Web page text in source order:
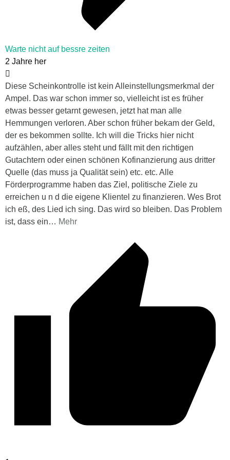
Warte nicht auf bessre zeiten
2 Jahre her
Diese Scheinkontrolle ist kein Alleinstellungsmerkmal der
Ampel. Das war schon immer so, vielleicht ist es früher
etwas besser getarnt gewesen, jetzt hat man alle
Hemmungen verloren. Aber schon früher bekam der Geld,
der es bekommen sollte. Ich will die Tricks hier nicht
aufzählen, aber alles steht und fällt mit den richtigen
Gutachtern oder einen schönen Kofinanzierung aus dritter
Quelle (das muss ja Qualität sein) etc. etc. Alle
Förderprogramme haben das Ziel, politische Ziele zu
erreichen u n d die eigene Klientel zu finanzieren. Wes Brot
ich eß, des Lied ich sing. Das wird so bleiben. Das Problem
ist, dass ein… Mehr